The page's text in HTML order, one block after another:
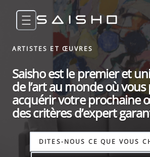
ARTISTES ET ŒUVRES
Saisho est le premier et
de l’art au monde où vous
acquérir votre prochaine
des critères d’expert
DITES-NOUS CE QUE VOUS